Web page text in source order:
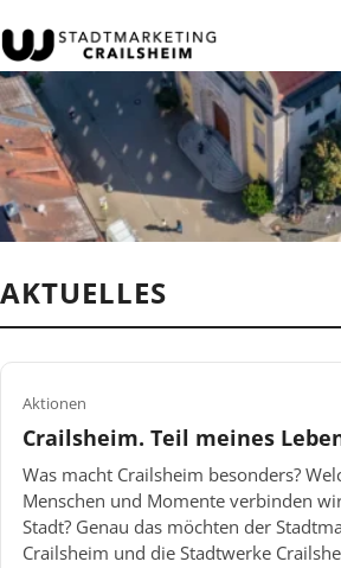
AKTUELLES
Aktionen
Crailsheim. Teil meines
Was macht Crailsheim besonders?
Menschen und Momente verbinden
Stadt? Genau das möchten der
Crailsheim und die Stadtwerke